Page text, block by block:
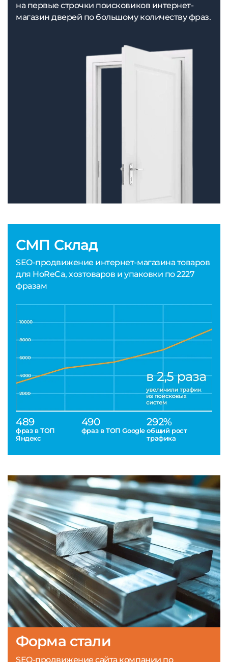
СМП Склад
SEO-продвижение интернет-магазина товаров
для HoReCa, хозтоваров и упаковки по 2227
фразам
489
фраз в ТОП
Яндекс
490
фраз в ТОП Google
292%
общий рост
трафика
на первые строчки поисковиков интернет-
магазин дверей по большому количеству фраз.
Форма стали
SEO-продвижение сайта компании по